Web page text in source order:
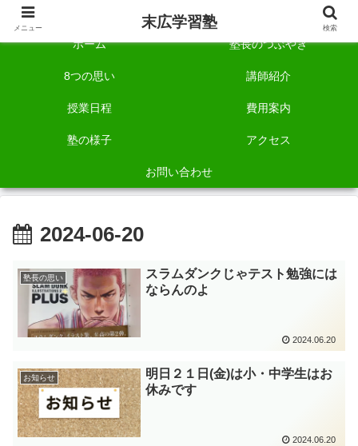
自称「一宮でいちばん塾で勉強させる塾」です。
ホーム 塾長のつぶやき
8つの思い 講師紹介
授業日程 費用案内
塾の様子 アクセス
お問い合わせ
2024-06-20
塾長の思い
スラムダンクじゃテスト勉強には
ならんのよ
2024.06.20
お知らせ
明日２１日(金)は小・中学生はお
休みです
2024.06.20
メニュー 末広学習塾 検索